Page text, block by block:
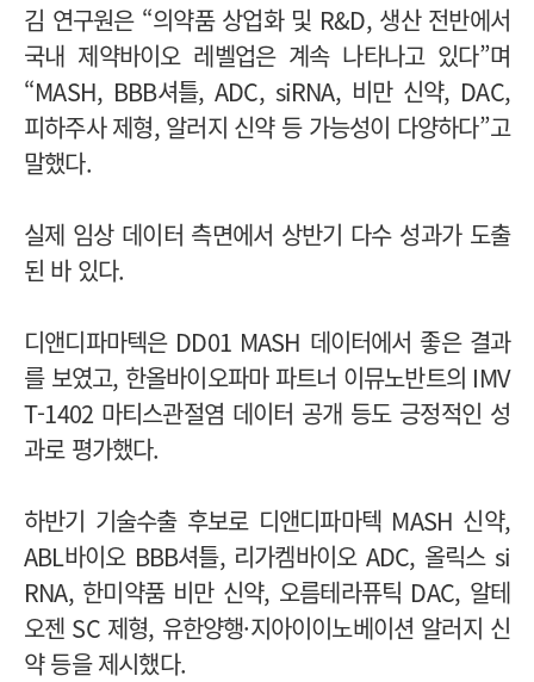
김 연구원은 “의약품 상업화 및 R&D, 생산 전반에서
국내 제약바이오 레벨업은 계속 나타나고 있다”며
“MASH, BBB셔틀, ADC, siRNA, 비만 신약, DAC,
피하주사 제형, 알러지 신약 등 가능성이 다양하다”고
말했다.
실제 임상 데이터 측면에서 상반기 다수 성과가 도출
된 바 있다.
디앤디파마텍은 DD01 MASH 데이터에서 좋은 결과
를 보였고, 한올바이오파마 파트너 이뮤노반트의 IMV
T-1402 마티스관절염 데이터 공개 등도 긍정적인 성
과로 평가했다.
하반기 기술수출 후보로 디앤디파마텍 MASH 신약,
ABL바이오 BBB셔틀, 리가켐바이오 ADC, 올릭스 si
RNA, 한미약품 비만 신약, 오름테라퓨틱 DAC, 알테
오젠 SC 제형, 유한양행·지아이이노베이션 알러지 신
약 등을 제시했다.